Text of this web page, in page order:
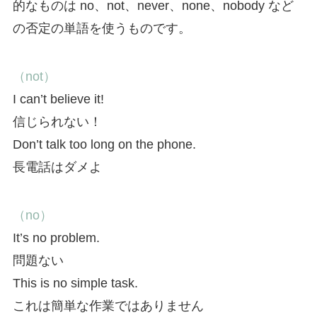
的なものは no、not、never、none、nobody など
の否定の単語を使うものです。
（not）
I can’t believe it!
信じられない！
Don’t talk too long on the phone.
長電話はダメよ
（no）
It’s no problem.
問題ない
This is no simple task.
これは簡単な作業ではありません